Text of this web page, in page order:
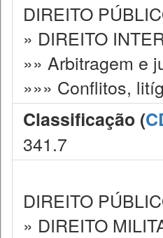
DIREITO
» DIREITO
»» Arbitragem e
»»» Conflitos,
Classificação (
341.7
DIREITO
» DIREITO